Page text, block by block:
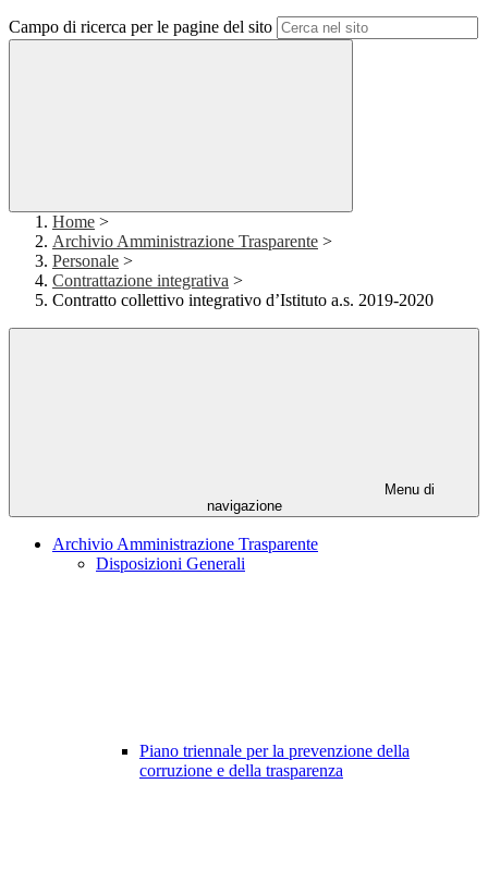
Campo di ricerca per le pagine del sito
Home >
Archivio Amministrazione Trasparente >
Personale >
Contrattazione integrativa >
Contratto collettivo integrativo d’Istituto a.s. 2019-2020
Menu di
navigazione
Archivio Amministrazione Trasparente
Disposizioni Generali
Piano triennale per la prevenzione della
corruzione e della trasparenza